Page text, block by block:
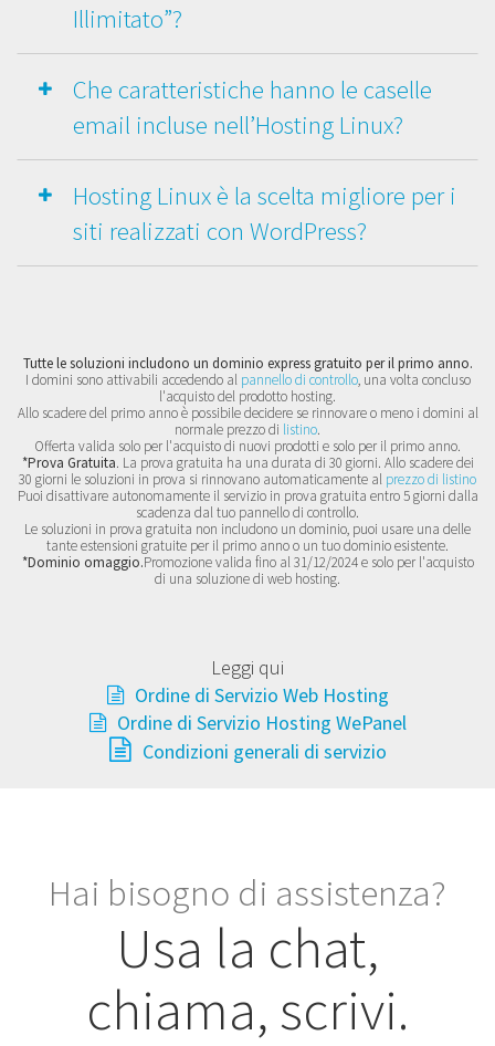
Illimitato”?
Che caratteristiche hanno le caselle
email incluse nell’Hosting Linux?
Hosting Linux è la scelta migliore per i
siti realizzati con WordPress?
Tutte le soluzioni includono un dominio express gratuito per il primo anno.
I domini sono attivabili accedendo al pannello di controllo, una volta concluso
l'acquisto del prodotto hosting.
Allo scadere del primo anno è possibile decidere se rinnovare o meno i domini al
normale prezzo di listino.
Offerta valida solo per l'acquisto di nuovi prodotti e solo per il primo anno.
*Prova Gratuita. La prova gratuita ha una durata di 30 giorni. Allo scadere dei
30 giorni le soluzioni in prova si rinnovano automaticamente al prezzo di listino
Puoi disattivare autonomamente il servizio in prova gratuita entro 5 giorni dalla
scadenza dal tuo pannello di controllo.
Le soluzioni in prova gratuita non includono un dominio, puoi usare una delle
tante estensioni gratuite per il primo anno o un tuo dominio esistente.
*Dominio omaggio.Promozione valida fino al 31/12/2024 e solo per l'acquisto
di una soluzione di web hosting.
Leggi qui
Ordine di Servizio Web Hosting
Ordine di Servizio Hosting WePanel
Condizioni generali di servizio
Hai bisogno di assistenza?
Usa la chat,
chiama, scrivi.